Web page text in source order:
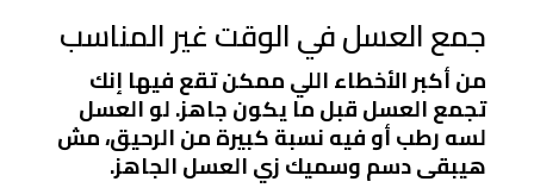
جمع العسل في الوقت غير المناسب
من أكبر الأخطاء اللي ممكن تقع فيها إنك
تجمع العسل قبل ما يكون جاهز. لو العسل
لسه رطب أو فيه نسبة كبيرة من الرحيق، مش
هيبقى دسم وسميك زي العسل الجاهز.